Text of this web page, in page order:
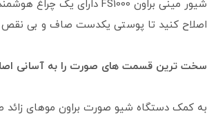
اصلاح کنید تا پوستی یکدست صاف و بی نقص
سخت ترین قسمت های صورت را به آسانی
به کمک دستگاه شیو صورت براون موهای زائد